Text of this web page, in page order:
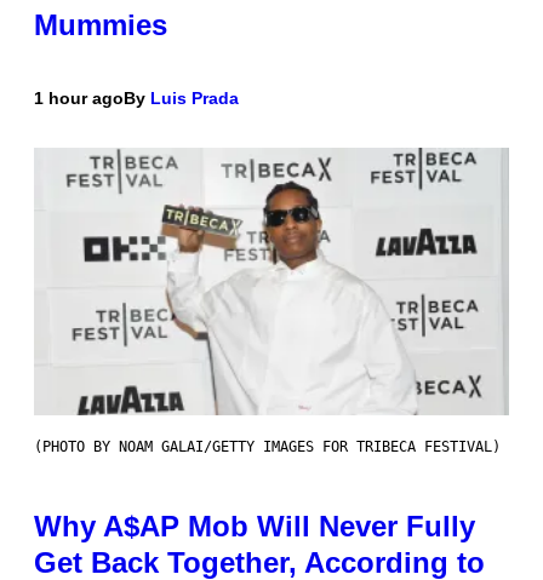
Mummies
1 hour agoBy Luis Prada
(PHOTO BY NOAM GALAI/GETTY IMAGES FOR TRIBECA FESTIVAL)
Why A$AP Mob Will Never Fully
Get Back Together, According to